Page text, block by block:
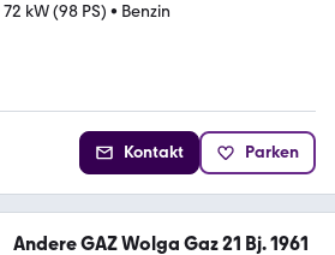
72 kW (98 PS) • Benzin
Kontakt Parken
Andere GAZ Wolga Gaz 21 Bj. 1961